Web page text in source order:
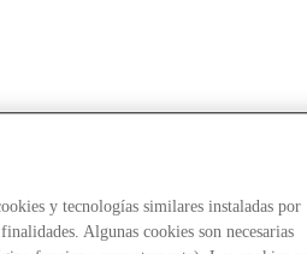
y tecnologías similares instaladas por
Algunas cookies son necesarias